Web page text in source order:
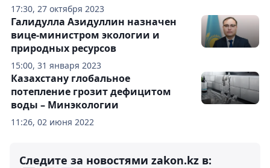
17:30, 27 октября 2023
15:00, 31 января 2023
Галидулла Азидуллин назначен
вице-министром экологии и
природных ресурсов
11:26, 02 июня 2022
Казахстану глобальное
потепление грозит дефицитом
воды – Минэкологии
Следите за новостями zakon.kz в: